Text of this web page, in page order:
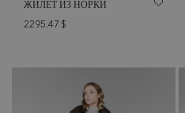
ЖИЛЕТ ИЗ НОРКИ
2295.47 $